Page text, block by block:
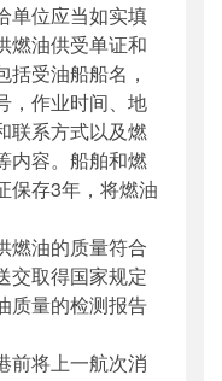
位应当如实填
燃油供受单证和
受油船船名，
，作业时间、地
联系方式以及燃
内容。船舶和燃
保存3年，将燃油
油的质量符合
交取得国家规定
质量的检测报告
将上一航次消